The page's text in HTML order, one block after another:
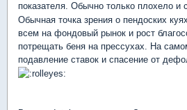
показателя. Обычно только плохело и
Обычная точка зрения о пендоских
всем на фондовый рынок и рост
потрещать беня на прессухах. На
подавление ставок и спасение от